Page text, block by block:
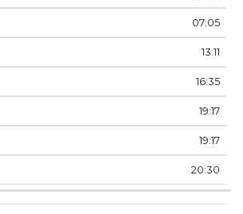
07:05
13:11
16:35
19:17
19:17
20:30